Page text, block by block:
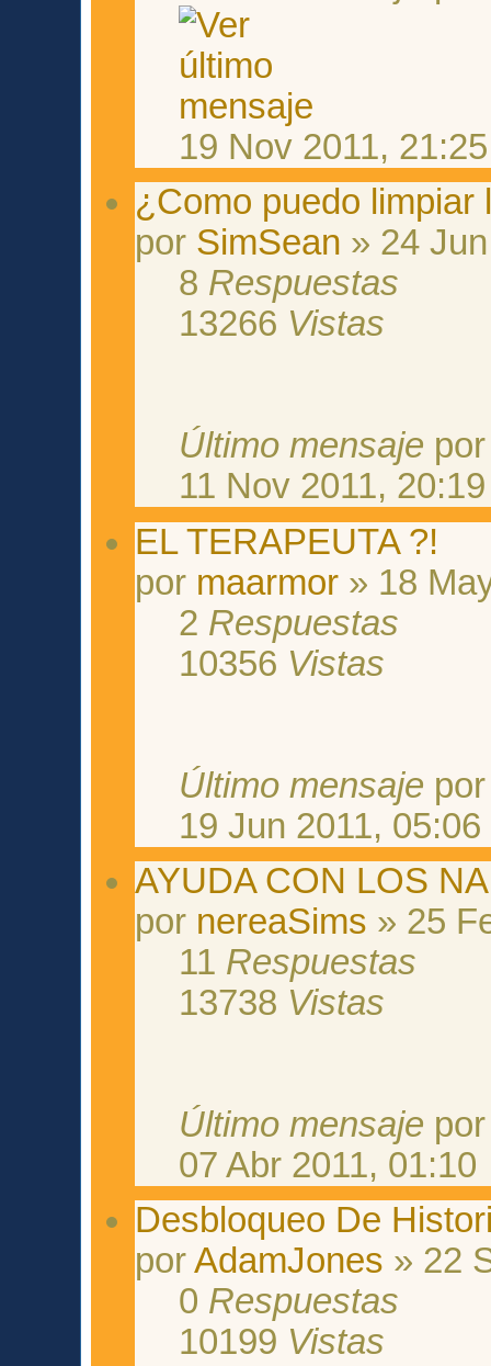
19 Nov 2011, 21:25
¿Como puedo limpiar
por SimSean » 24
8 Respuestas
13266 Vistas
Último mensaje
11 Nov 2011, 20:19
EL TERAPEUTA ?!
por maarmor » 18
2 Respuestas
10356 Vistas
Último mensaje
19 Jun 2011, 05:06
AYUDA CON LOS
por nereaSims » 25
11 Respuestas
13738 Vistas
Último mensaje
07 Abr 2011, 01:10
Desbloqueo De
porAdamJones » 22
0 Respuestas
10199 Vistas